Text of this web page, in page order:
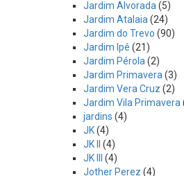
Jardim Alvorada (5)
Jardim Atalaia (24)
Jardim do Trevo (90)
Jardim Ipê (21)
Jardim Pérola (2)
Jardim Primavera (3)
Jardim Vera Cruz (2)
Jardim Vila Primavera
jardins (4)
JK(4)
JK II
(4)
JK III
(4)
Jother Perez (4)